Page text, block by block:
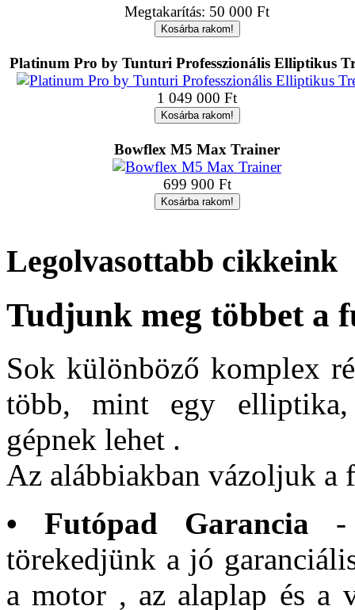
Megtakarítás: 50 000 Ft
Platinum Pro by Tunturi Professzionális Elliptikus
1 049 000 Ft
Bowflex M5 Max Trainer
699 900 Ft
Legolvasottabb cikkeink
Tudjunk meg többet a
Sok különböző komplex
több, mint egy elliptika,
gépnek lehet .
Az alábbiakban vázoljuk a
• Futópad Garancia -
törekedjünk a jó
a motor , az alaplap és a